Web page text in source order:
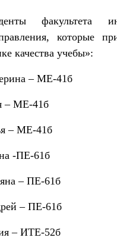
факультета
которые
качества учебы»:
– МЕ-41б
– МЕ-41б
– МЕ-41б
-ПЕ-61б
– ПЕ-61б
– ПЕ-61б
– ИТЕ-52б